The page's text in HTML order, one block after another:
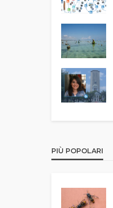
PIÙ POPOLARI